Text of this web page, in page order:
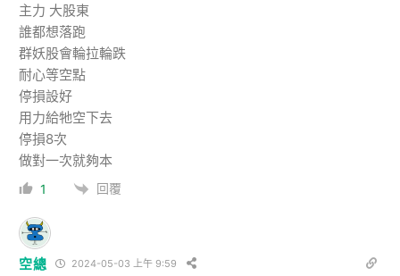
主力 大股東
誰都想落跑
群妖股會輪拉輪跌
耐心等空點
停損設好
用力給牠空下去
停損8次
做對一次就夠本
1 回覆
空總 2024-05-03 上午 9:59